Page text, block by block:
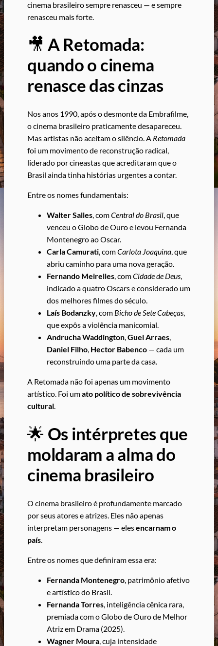
cinema brasileiro sempre renasceu — e sempre
renasceu mais forte.
🎥 A Retomada:
quando o cinema
renasce das cinzas
Nos anos 1990, após o desmonte da Embrafilme,
o cinema brasileiro praticamente desapareceu.
Mas artistas não aceitam o silêncio. A Retomada
foi um movimento de reconstrução radical,
liderado por cineastas que acreditaram que o
Brasil ainda tinha histórias urgentes a contar.
Entre os nomes fundamentais:
Walter Salles, comCentral do Brasil, que
venceu o Globo de Ouro e levou Fernanda
Montenegro ao Oscar.
Carla Camurati, comCarlota Joaquina, que
abriu caminho para uma nova geração.
Fernando Meirelles, comCidade de Deus,
indicado a quatro Oscars e considerado um
dos melhores filmes do século.
Laís Bodanzky, com Bicho de Sete Cabeças,
que expôs a violência manicomial.
Andrucha Waddington,Guel Arraes,
Daniel Filho, Hector Babenco — cada um
reconstruindo uma parte da casa.
A Retomada não foi apenas um movimento
artístico. Foi umato político de sobrevivência
cultural.
🌟 Os intérpretes que
moldaram a alma do
cinema brasileiro
O cinema brasileiro é profundamente marcado
por seus atores e atrizes. Eles não apenas
interpretam personagens — elesencarnam o
país
Entre os nomes que definiram essa era:
Fernanda Montenegro, patrimônio afetivo
e artístico do Brasil.
Fernanda Torres, inteligência cênica rara,
premiada com o Globo de Ouro de Melhor
Atriz em Drama (2025).
Wagner Moura, cuja intensidade